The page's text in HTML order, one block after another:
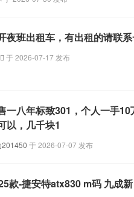
夜班出租车，有出租的请联系
于2026-07-17 发布
一八年标致301，个人一手
以，几千块1
201450 于2026-07-07 发布
款-捷安特atx830 m码 九成